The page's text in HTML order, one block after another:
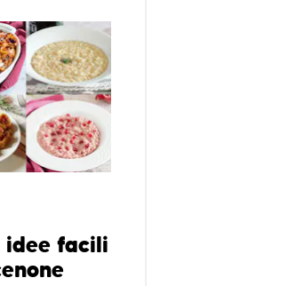
idee facili